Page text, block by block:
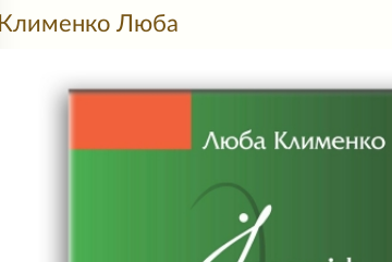
Клименко Люба